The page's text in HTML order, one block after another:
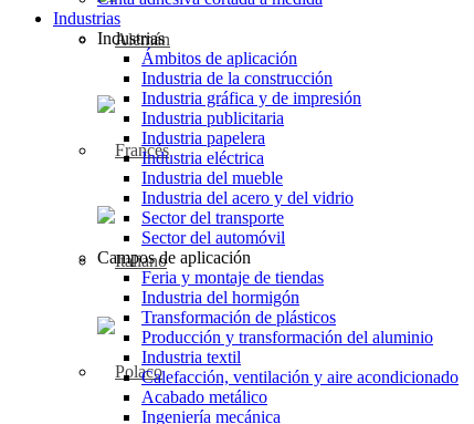
Industrias
Industrias
Ámbitos de aplicación
Industria de la construcción
Industria gráfica y de impresión
Industria publicitaria
Industria papelera
Industria eléctrica
Industria del mueble
Industria del acero y del vidrio
Sector del transporte
Sector del automóvil
Campos de aplicación
Feria y montaje de tiendas
Industria del hormigón
Transformación de plásticos
Producción y transformación del aluminio
Industria textil
Calefacción, ventilación y aire acondicionado
Acabado metálico
Ingeniería mecánica